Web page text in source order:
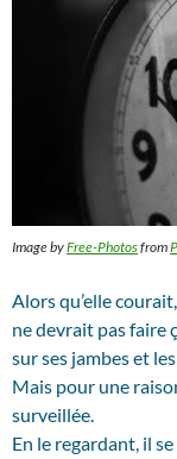
Image byFree-Photosfrom
Alors qu’elle
ne devrait pas faire
sur ses jambes et
Mais pour une
surveillée.
En le regardant, il